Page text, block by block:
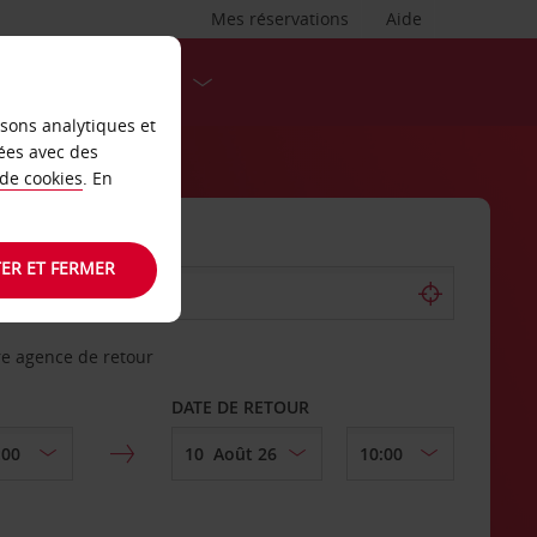
Aide
Mes réservations
agence de retour
DATE DE RETOUR
analytiques et
avec des
cookies. En
ET FERMER